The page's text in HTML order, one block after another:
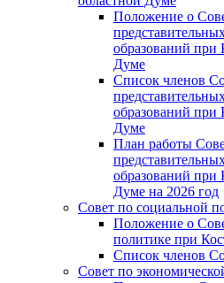
Положение о
образований при
Думе
Список членов
образований при
Думе
План работы
образований при
Думе на 2026 год
Совет по социальной
Положение о
политике при
Список членов
Совет по